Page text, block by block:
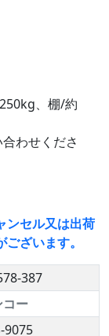
、棚/約
わせくださ
ンセル又は出荷
ざいます。
387
コー
9075